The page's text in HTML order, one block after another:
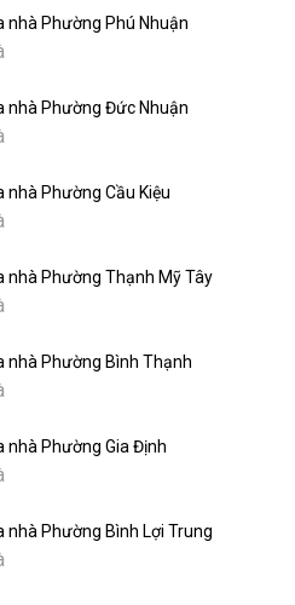
nhà Phường Phú Nhuận
nhà Phường Đức Nhuận
nhà Phường Cầu Kiệu
nhà Phường Thạnh Mỹ Tây
nhà Phường Bình Thạnh
nhà Phường Gia Định
nhà Phường Bình Lợi Trung